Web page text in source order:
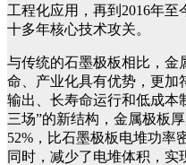
工程化应用，再到2016年
十多年核心技术攻关。
与传统的石墨极板相比，金
命、产业化具有优势，更加
输出、长寿命运行和低成本
三场”的新结构，金属极板
52%，比石墨极板电堆功率
同时，减少了电堆体积，实